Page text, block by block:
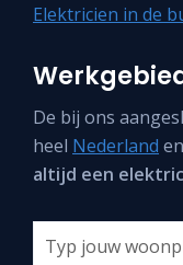
Elektricien in de
De bij ons
heel Nederland en
altijd een
Zoeken